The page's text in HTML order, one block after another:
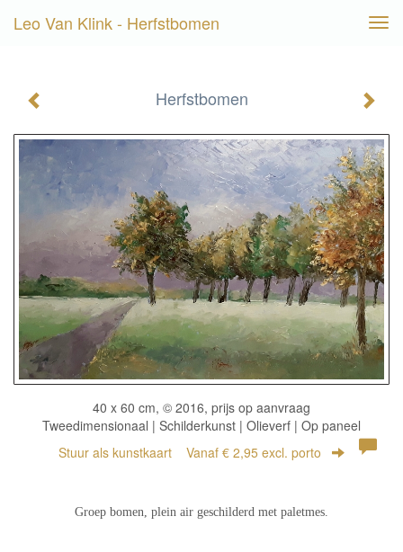
Leo Van Klink - Herfstbomen
Herfstbomen
40 x 60 cm, © 2016, prijs op aanvraag
Tweedimensionaal | Schilderkunst | Olieverf | Op paneel
Stuur als kunstkaart Vanaf € 2,95 excl. porto
Groep bomen, plein air geschilderd met paletmes.